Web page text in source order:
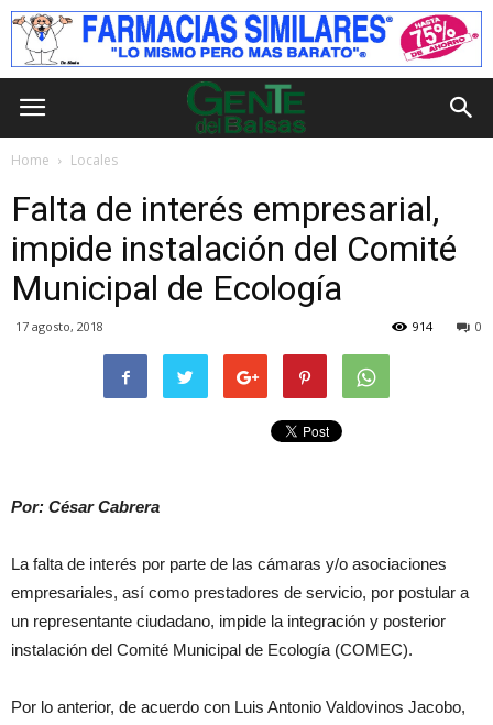
Home Locales
Falta de interés empresarial,
impide instalación del Comité
Municipal de Ecología
17 agosto, 2018 0
914
Por: César Cabrera
La falta de interés por parte de las cámaras y/o asociaciones
empresariales, así como prestadores de servicio, por postular a
un representante ciudadano, impide la integración y posterior
instalación del Comité Municipal de Ecología (COMEC).
Por lo anterior, de acuerdo con Luis Antonio Valdovinos Jacobo,